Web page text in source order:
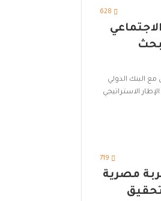
628
الاجتماعي
مع البنك الدولي
وتبحث مساعدات غزة تمثل رؤية مصر 2030 الإطار الاستراتيجي
719
تجربة مصرية